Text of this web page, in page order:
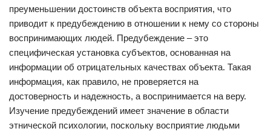
преуменьшении достоинств объекта восприятия, что
приводит к предубеждению в отношении к нему со стороны
воспринимающих людей. Предубеждение – это
специфическая установка субъектов, основанная на
информации об отрицательных качествах объекта. Такая
информация, как правило, не проверяется на
достоверность и надежность, а воспринимается на веру.
Изучение предубеждений имеет значение в области
этнической психологии, поскольку восприятие людьми